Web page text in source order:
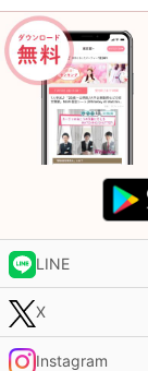
LINE
X
Instagram